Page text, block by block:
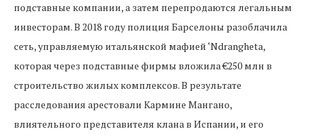
подставные компании, а затем перепродаются легальным
инвесторам. В 2018 году полиция Барселоны разоблачила
сеть, управляемую итальянской мафией ‘Ndrangheta,
которая через подставные фирмы вложила €250 млн в
строительство жилых комплексов. В результате
расследования арестовали Кармине Мангано,
влиятельного представителя клана в Испании, и его